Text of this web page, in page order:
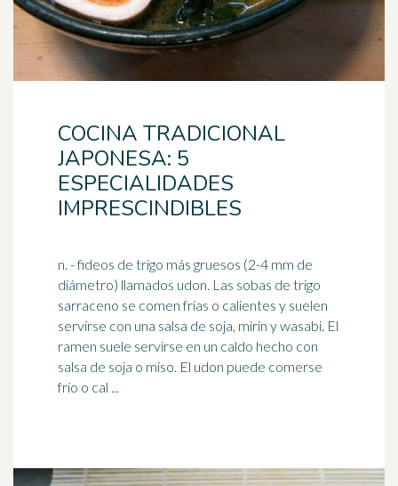
COCINA TRADICIONAL
JAPONESA: 5
ESPECIALIDADES
IMPRESCINDIBLES
n. - fideos de trigo más gruesos (2-4 mm de
diámetro) llamados udon. Las sobas de trigo
sarraceno se comen frías o calientes y suelen
servirse con una salsa de soja, mirin y wasabi. El
ramen suele servirse en un caldo hecho con
salsa de soja o miso. El udon puede comerse
frío o cal ...